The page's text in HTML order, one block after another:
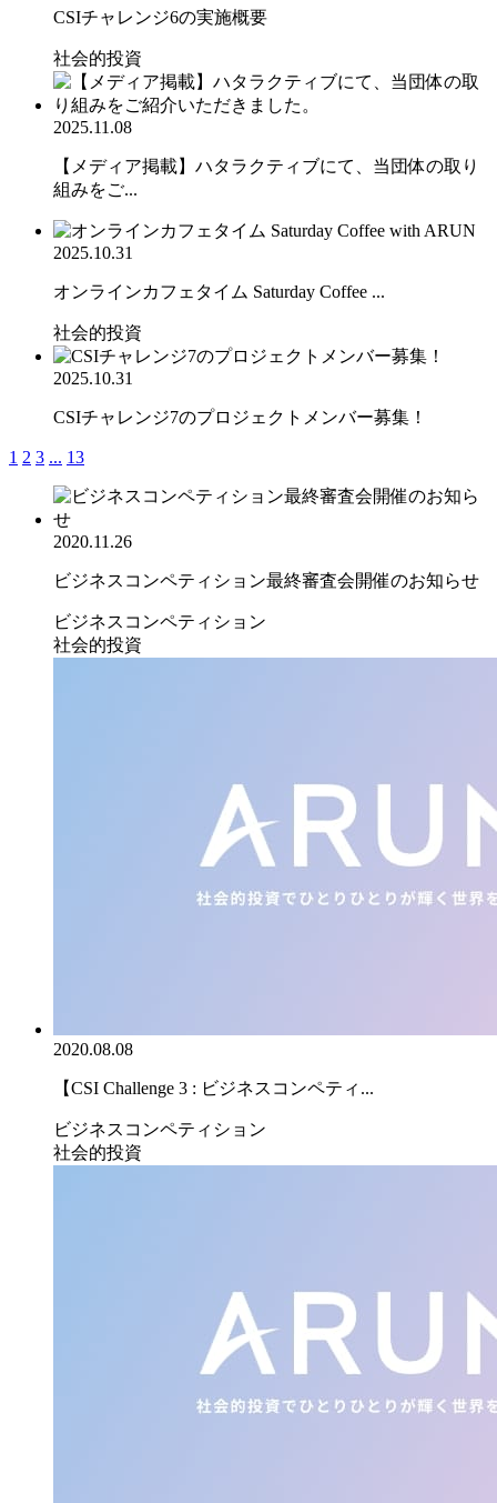
CSIチャレンジ6の実施概要
社会的投資
2025.11.08
【メディア掲載】ハタラクティブにて、当団体の取り
組みをご...
2025.10.31
オンラインカフェタイム Saturday Coffee ...
社会的投資
2025.10.31
CSIチャレンジ7のプロジェクトメンバー募集！
1 2 3 ... 13
2020.11.26
ビジネスコンペティション最終審査会開催のお知らせ
ビジネスコンペティション
社会的投資
2020.08.08
【CSI Challenge 3 : ビジネスコンペティ...
ビジネスコンペティション
社会的投資